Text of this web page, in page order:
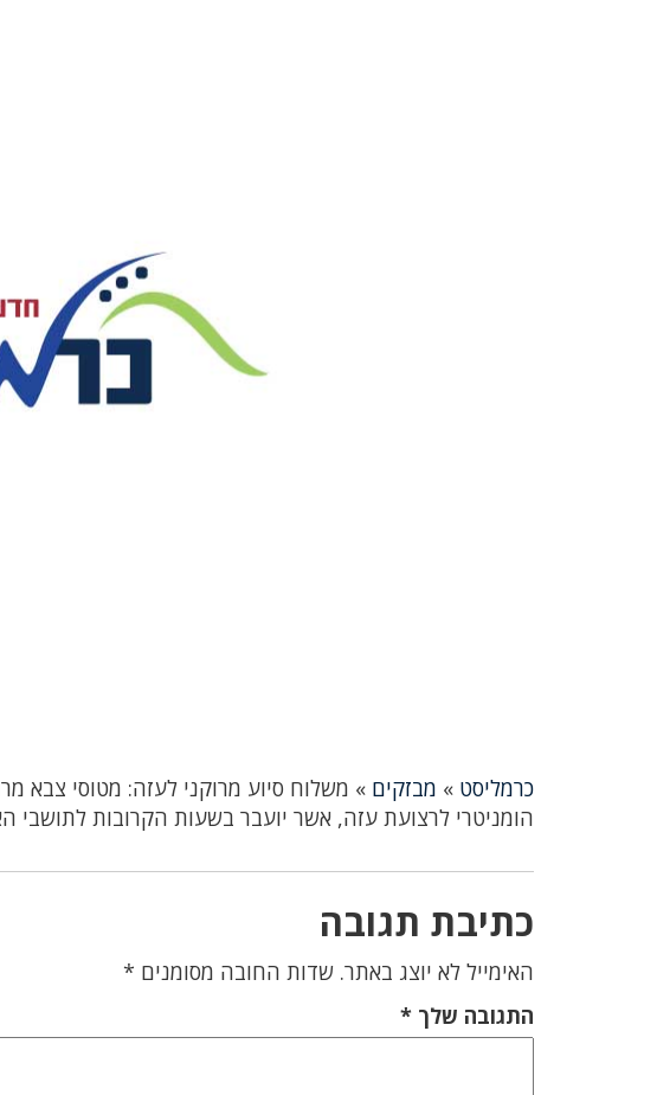
כרמליסט » מבזקים » משלוח סיוע מרוקני לעזה: מטוסי צבא
הומניטרי לרצועת עזה, אשר יועבר בשעות הקרובות לתושבי
כתיבת תגובה
האימייל לא יוצג באתר. שדות החובה מסומנים *
התגובה שלך*